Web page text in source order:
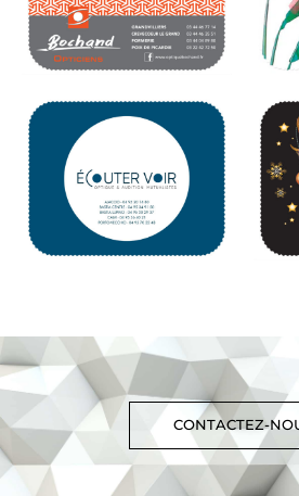
CONTACTEZ-